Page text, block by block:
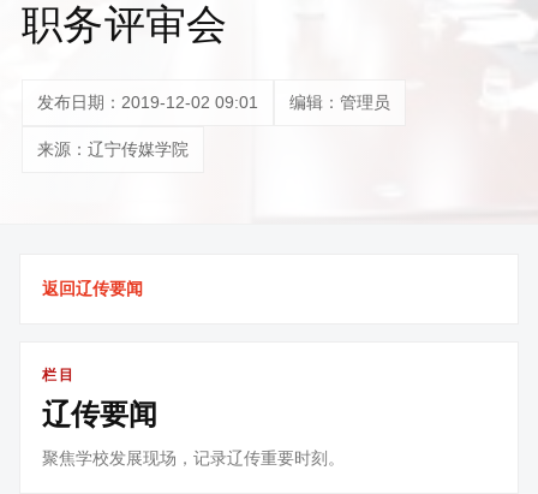
职务评审会
发布日期：2019-12-02 09:01 编辑：管理员
来源：辽宁传媒学院
返回辽传要闻
栏目
辽传要闻
聚焦学校发展现场，记录辽传重要时刻。